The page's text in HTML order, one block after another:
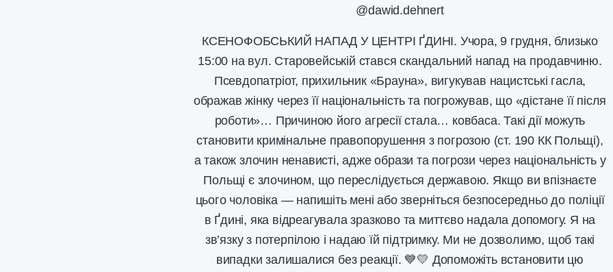
@dawid.dehnert
КСЕНОФОБСЬКИЙ НАПАД У ЦЕНТРІ ҐДИНІ. Учора, 9 грудня, близько
15:00 на вул. Старовейській стався скандальний напад на продавчиню.
Псевдопатріот, прихильник «Брауна», вигукував нацистські гасла,
ображав жінку через її національність та погрожував, що «дістане її після
роботи»… Причиною його агресії стала… ковбаса. Такі дії можуть
становити кримінальне правопорушення з погрозою (ст. 190 КК Польщі),
а також злочин ненависті, адже образи та погрози через національність у
Польщі є злочином, що переслідується державою. Якщо ви впізнаєте
цього чоловіка — напишіть мені або зверніться безпосередньо до поліції
в Ґдині, яка відреагувала зразково та миттєво надала допомогу. Я на
зв’язку з потерпілою і надаю їй підтримку. Ми не дозволимо, щоб такі
випадки залишалися без реакції. 💙💛 Допоможіть встановити цю